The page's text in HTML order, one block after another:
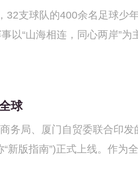
32支球队的400余名足球少
以“山海相连，同心两岸”为
球
务局、厦门自贸委联合印
新版指南”)正式上线。作为